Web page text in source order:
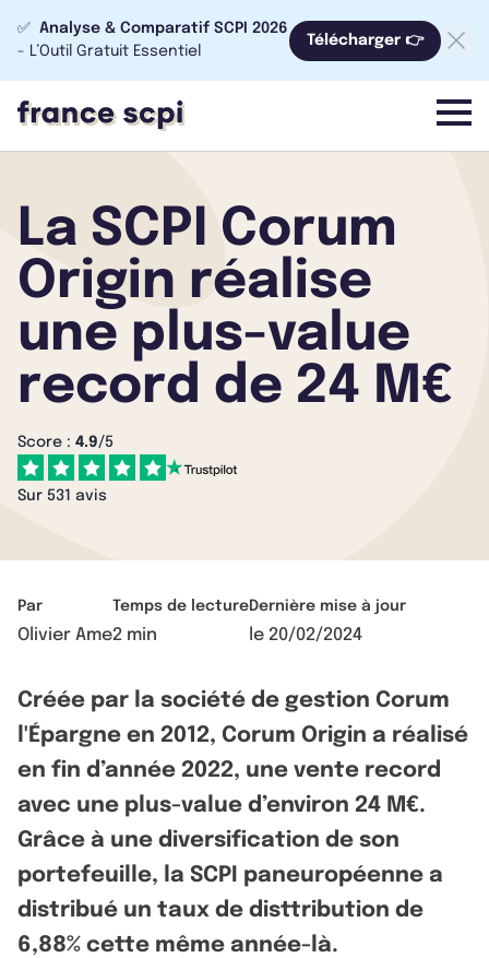
✅ Analyse & Comparatif SCPI 2026
- L’Outil Gratuit Essentiel
Télécharger 👉
menu
La SCPI Corum
Origin réalise
une plus-value
record de 24 M€
Score : 4.9/5
Sur 531 avis
Par
Olivier Ame
Temps de lecture
2 min
Dernière mise à jour
le 20/02/2024
Créée par la société de gestion Corum
l'Épargne en 2012, Corum Origin a réalisé
en fin d’année 2022, une vente record
avec une plus-value d’environ 24 M€.
Grâce à une diversification de son
portefeuille, la SCPI paneuropéenne a
distribué un taux de disttribution de
6,88% cette même année-là.